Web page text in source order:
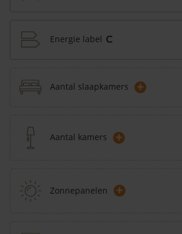
Energie label C
Aantal slaapkamers +
Aantal kamers +
Zonnepanelen +